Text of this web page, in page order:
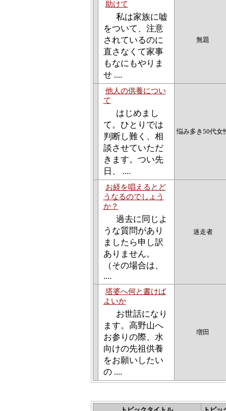
助けて
私は家族に嘘
をついて、注意
されているのに
直さなくて家事
もなにもやりま
せ ....
無題
他人の供養につい
て
はじめまし
て。ひとりでは
判断し難く、相
談させていただ
きます。つい先
日、 ....
悩み多き50代女
お経を唱えるとど
うなるのでしょう
か？
過去に同じよ
うな質問があり
ましたら申し訳
ありません。
（その場合は、
....
迷走者
塔婆へ何と書けば
よいか
お世話になり
ます。高野山へ
お参りの際、水
向けの先祖供養
をお願いしたい
の ....
増田